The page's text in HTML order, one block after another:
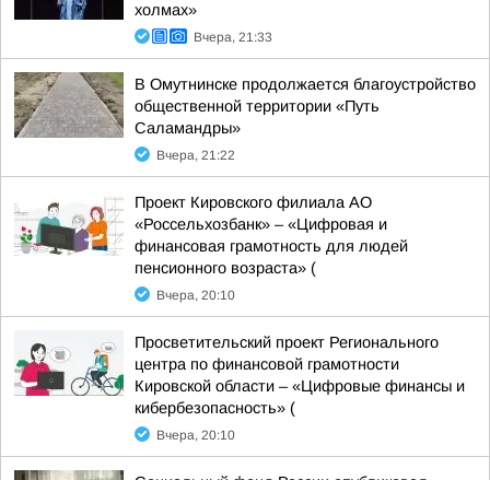
холмах»
Вчера, 21:33
В Омутнинске продолжается благоустройство
общественной территории «Путь
Саламандры»
Вчера, 21:22
Проект Кировского филиала АО
«Россельхозбанк» – «Цифровая и
финансовая грамотность для людей
пенсионного возраста» (
Вчера, 20:10
Просветительский проект Регионального
центра по финансовой грамотности
Кировской области – «Цифровые финансы и
кибербезопасность» (
Вчера, 20:10